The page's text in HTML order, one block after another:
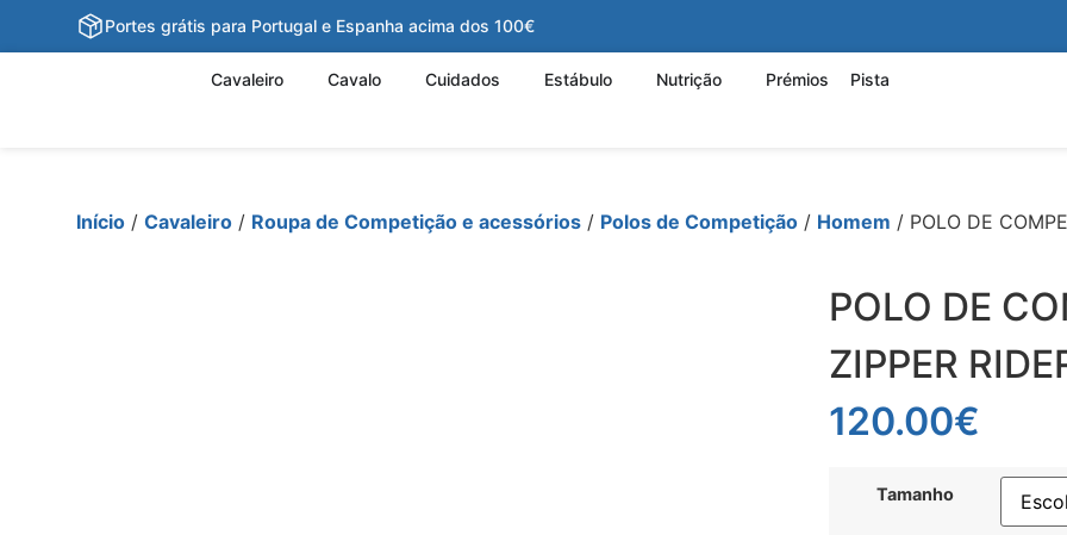
Portes grátis para Portugal e Espanha acima dos 100€
Cavaleiro Cavalo Cuidados Estábulo Nutrição Prémios Pista
Início / Cavaleiro / Roupa de Competição e acessórios / Polos de Competição / Homem / POLO DE
POLO DE
ZIPPER
120.00€
Tamanho